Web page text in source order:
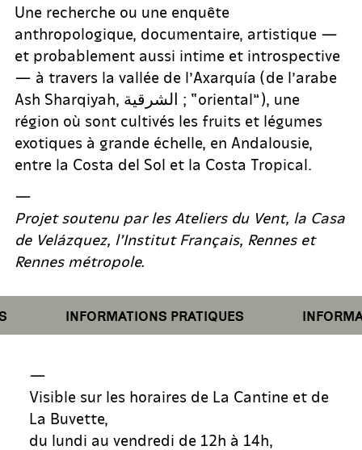
Une recherche ou une enquête
anthropologique, documentaire, artistique —
et probablement aussi intime et introspective
— à travers la vallée de l’Axarquía (de l’arabe
Ash Sharqiyah, الشرقية ; “oriental”), une
région où sont cultivés les fruits et légumes
exotiques à grande échelle, en Andalousie,
entre la Costa del Sol et la Costa Tropical.
—
Projet soutenu par les Ateliers du Vent, la Casa
de Velázquez, l’Institut Français, Rennes et
Rennes métropole.
INFORMATIONS PRATIQUES
—
Visible sur les horaires de La Cantine et de
La Buvette,
du lundi au vendredi de 12h à 14h,